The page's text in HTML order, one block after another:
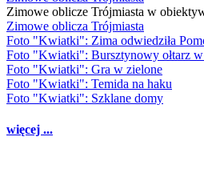
Zimowe oblicze Trójmiasta w
Zimowe oblicza Trójmiasta
Foto "Kwiatki": Zima odwiedziła
Foto "Kwiatki": Bursztynowy ołtarz
Foto "Kwiatki": Gra w zielone
Foto "Kwiatki": Temida na haku
Foto "Kwiatki": Szklane domy
więcej ...